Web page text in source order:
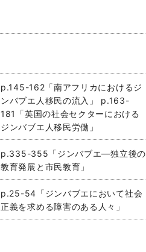
p.145-162「南アフリカにおけるジ
ンバブエ人移民の流入」 p.163-
181「英国の社会セクターにおける
ジンバブエ人移民労働」
p.335-355「ジンバブエ―独立後の
教育発展と市民教育」
p.25-54「ジンバブエにおいて社会
正義を求める障害のある人々」